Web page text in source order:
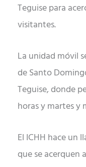
Teguise para
visitantes.
La unidad móvil
de Santo
Teguise, donde
horas y martes y
El ICHH hace un
que se acerquen